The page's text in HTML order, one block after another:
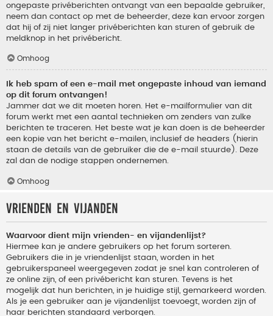
ongepaste privéberichten ontvangt van een bepaalde gebruiker,
neem dan contact op met de beheerder, deze kan ervoor zorgen
dat hij of zij niet langer privéberichten kan sturen of gebruik de
meldknop in het privébericht.
Omhoog
Ik heb spam of een e-mail met ongepaste inhoud van iemand
op dit forum ontvangen!
Jammer dat we dit moeten horen. Het e-mailformulier van dit
forum werkt met een aantal technieken om zenders van zulke
berichten te traceren. Het beste wat je kan doen is de beheerder
een kopie van het bericht e-mailen, inclusief de headers (hierin
staan de details van de gebruiker die de e-mail stuurde). Deze
zal dan de nodige stappen ondernemen.
Omhoog
Vrienden en vijanden
Waarvoor dient mijn vrienden- en vijandenlijst?
Hiermee kan je andere gebruikers op het forum sorteren.
Gebruikers die in je vriendenlijst staan, worden in het
gebruikerspaneel weergegeven zodat je snel kan controleren of
ze online zijn, of een privébericht kan sturen. Tevens is het
mogelijk dat hun berichten, in je huidige stijl, gemarkeerd worden.
Als je een gebruiker aan je vijandenlijst toevoegt, worden zijn of
haar berichten standaard verborgen.